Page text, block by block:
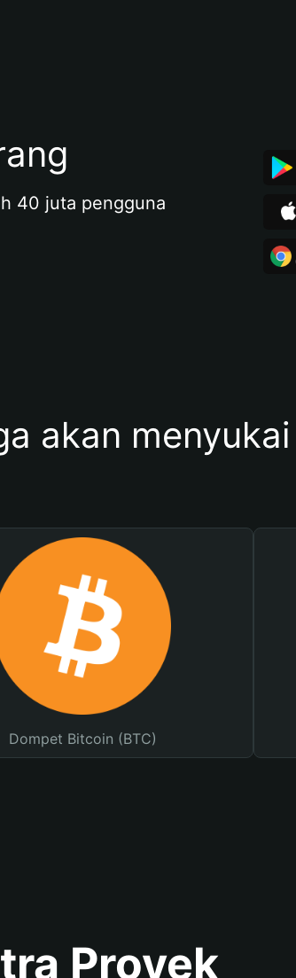
40 juta pengguna
akan
Dompet Bitcoin (BTC)
Proyek